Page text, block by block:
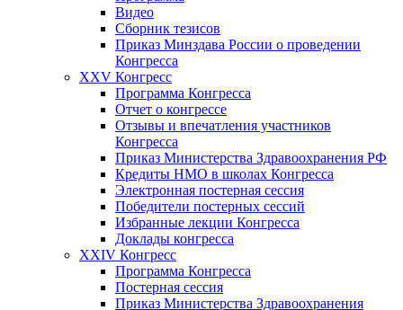
Видео
Сборник тезисов
Приказ Минздава России о проведении
Конгресса
XXV Конгресс
Программа Конгресса
Отчет о конгрессе
Отзывы и впечатления участников
Конгресса
Приказ Министерства Здравоохранения РФ
Кредиты НМО в школах Конгресса
Электронная постерная сессия
Победители постерных сессий
Избранные лекции Конгресса
Доклады конгресса
XXIV Конгресс
Программа Конгресса
Постерная сессия
Приказ Министерства Здравоохранения